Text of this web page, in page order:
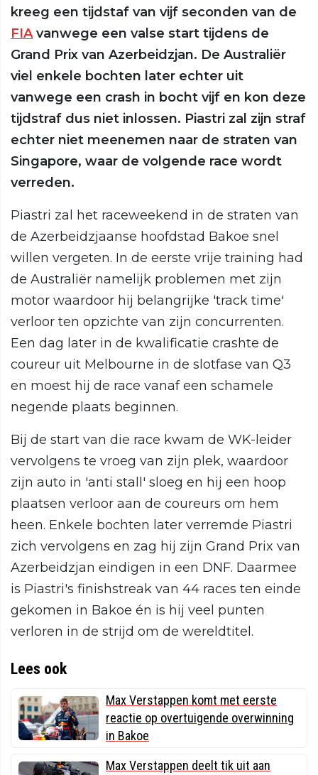
kreeg een tijdstaf van vijf seconden van de
FIAvanwege een valse start tijdens de
Grand Prix van Azerbeidzjan. De Australiër
viel enkele bochten later echter uit
vanwege een crash in bocht vijf en kon deze
tijdstraf dus niet inlossen. Piastri zal zijn straf
echter niet meenemen naar de straten van
Singapore, waar de volgende race wordt
verreden.
Piastri zal het raceweekend in de straten van
de Azerbeidzjaanse hoofdstad Bakoe snel
willen vergeten. In de eerste vrije training had
de Australiër namelijk problemen met zijn
motor waardoor hij belangrijke 'track time'
verloor ten opzichte van zijn concurrenten.
Een dag later in de kwalificatie crashte de
coureur uit Melbourne in de slotfase van Q3
en moest hij de race vanaf een schamele
negende plaats beginnen.
Bij de start van die race kwam de WK-leider
vervolgens te vroeg van zijn plek, waardoor
zijn auto in 'anti stall' sloeg en hij een hoop
plaatsen verloor aan de coureurs om hem
heen. Enkele bochten later verremde Piastri
zich vervolgens en zag hij zijn Grand Prix van
Azerbeidzjan eindigen in een DNF. Daarmee
is Piastri's finishstreak van 44 races ten einde
gekomen in Bakoe én is hij veel punten
verloren in de strijd om de wereldtitel.
Lees ook
Max Verstappen komt met eerste
reactie op overtuigende overwinning
in Bakoe
Max Verstappen deelt tik uit aan